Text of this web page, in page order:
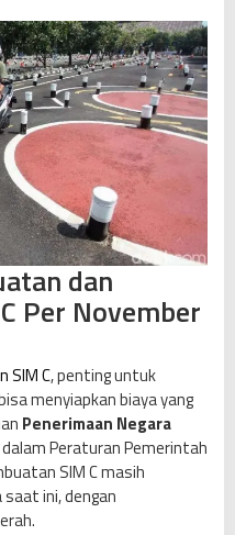
dan
Per November
SIM C, penting untuk
menyiapkan biaya yang
Penerimaan Negara
Peraturan Pemerintah
SIM C masih
ini, dengan